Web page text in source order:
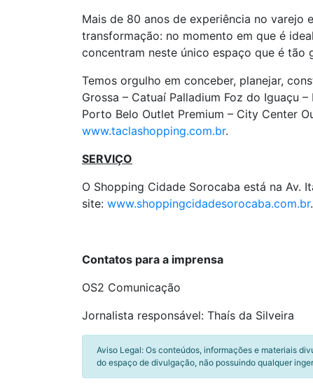
Mais de 80 anos de experiência no varejo
transformação: no momento em que é
concentram neste único espaço que é tão
Temos orgulho em conceber, planejar,
Grossa – Catuaí Palladium Foz do Iguaçu
Porto Belo Outlet Premium – City Center
www.taclashopping.com.br.
SERVIÇO
O Shopping Cidade Sorocaba está na Av.
site: www.shoppingcidadesorocaba.com.br.
Contatos para a imprensa
OS2 Comunicação
Jornalista responsável: Thaís da Silveira
Aviso Legal: Os conteúdos, informações e materiais
do espaço de divulgação, não possuindo qualquer